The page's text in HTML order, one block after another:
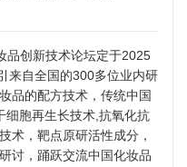
品创新技术论坛定于2025
来自全国的300多位业内研
品的配方技术，传统中国
细胞再生长技术,抗氧化抗
术，靶点原研活性成分，
讨，踊跃交流中国化妆品